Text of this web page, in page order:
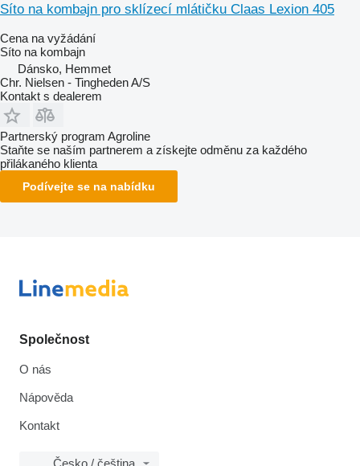
Síto na kombajn pro sklízecí mlátičku Claas Lexion 405
Cena na vyžádání
Síto na kombajn
Dánsko, Hemmet
Chr. Nielsen - Tingheden A/S
Kontakt s dealerem
Partnerský program Agroline
Staňte se naším partnerem a získejte odměnu za každého
přilákaného klienta
Podívejte se na nabídku
Společnost
O nás
Nápověda
Kontakt
Česko / čeština